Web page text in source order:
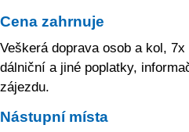
Cena zahrnuje
Veškerá doprava osob a kol,
dálniční a jiné poplatky,
zájezdu.
Nástupní místa